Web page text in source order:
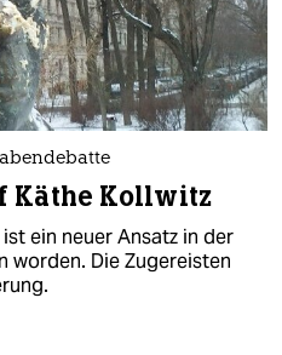
Käthe Kollwitz
ein neuer Ansatz in der
worden. Die Zugereisten